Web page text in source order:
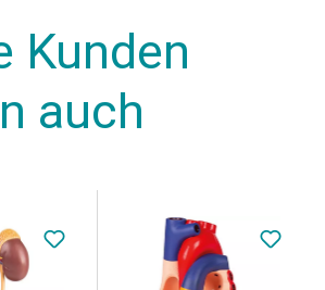
Kunden
auch